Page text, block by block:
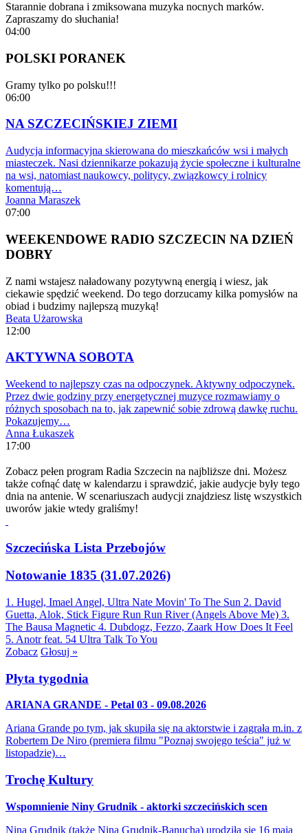
Starannie dobrana i zmiksowana muzyka nocnych marków.
Zapraszamy do słuchania!
04:00
POLSKI PORANEK
Gramy tylko po polsku!!!
06:00
NA SZCZECIŃSKIEJ ZIEMI
Audycja informacyjna skierowana do mieszkańców wsi i małych
miasteczek. Nasi dziennikarze pokazują życie społeczne i kulturalne
na wsi, natomiast naukowcy, politycy, związkowcy i rolnicy
komentują…
Joanna Maraszek
07:00
WEEKENDOWE RADIO SZCZECIN NA DZIEŃ
DOBRY
Z nami wstajesz naładowany pozytywną energią i wiesz, jak
ciekawie spędzić weekend. Do tego dorzucamy kilka pomysłów na
obiad i budzimy najlepszą muzyką!
Beata Użarowska
12:00
AKTYWNA SOBOTA
Weekend to najlepszy czas na odpoczynek. Aktywny odpoczynek.
Przez dwie godziny przy energetycznej muzyce rozmawiamy o
różnych sposobach na to, jak zapewnić sobie zdrową dawkę ruchu.
Pokazujemy…
Anna Łukaszek
17:00
Zobacz pełen program Radia Szczecin na najbliższe dni. Możesz
także cofnąć datę w kalendarzu i sprawdzić, jakie audycje były tego
dnia na antenie. W scenariuszach audycji znajdziesz listę wszystkich
uworów jakie wtedy graliśmy!
Szczecińska Lista Przebojów
Notowanie 1835 (31.07.2026)
1. Hugel, Imael Angel, Ultra Nate Movin' To The Sun 2. David
Guetta, Alok, Stick Figure Run Run River (Angels Above Me) 3.
The Bausa Magnetic 4. Dubdogz, Fezzo, Zaark How Does It Feel
5. Anotr feat. 54 Ultra Talk To You
Zobacz Głosuj »
Płyta tygodnia
ARIANA GRANDE - Petal 03 - 09.08.2026
Ariana Grande po tym, jak skupiła się na aktorstwie i zagrała m.in. z
Robertem De Niro (premiera filmu "Poznaj swojego teścia" już w
listopadzie)…
Trochę Kultury
Wspomnienie Niny Grudnik - aktorki szczecińskich scen
Nina Grudnik (także Nina Grudnik-Banucha) urodziła się 16 maja